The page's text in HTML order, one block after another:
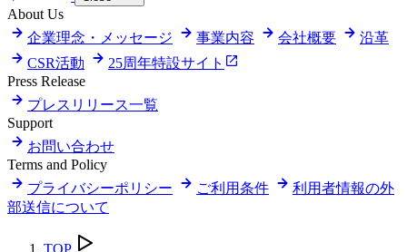
About Us
企業理念・メッセージ
事業内容 会社概要
沿革
CSR活動
25周年特設サイト
Press Release
プレスリリース一覧
Support
お問い合わせ
Terms and Policy
プライバシーポリシー
ご利用条件
利用者情報の外
部送信について